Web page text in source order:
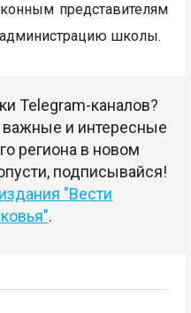
представителям
администрацию школы.
Telegram-каналов?
и интересные
региона в новом
подписывайся!
"Вести
.